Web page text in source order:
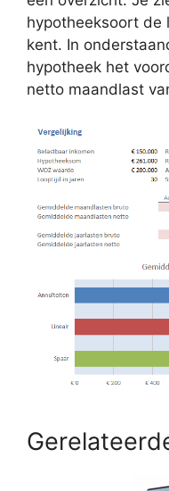
hypotheeksoort de
kent. In
hypotheek het
netto maandlast